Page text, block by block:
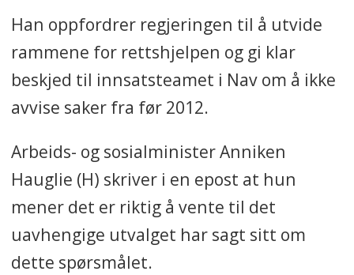
Han oppfordrer regjeringen til å utvide
rammene for rettshjelpen og gi klar
beskjed til innsatsteamet i Nav om å ikke
avvise saker fra før 2012.
Arbeids- og sosialminister Anniken
Hauglie (H) skriver i en epost at hun
mener det er riktig å vente til det
uavhengige utvalget har sagt sitt om
dette spørsmålet.